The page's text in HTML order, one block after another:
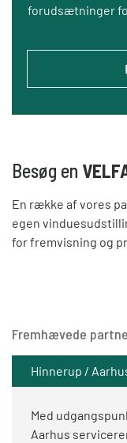
forudsætninger
Besøg en
En række af vores
egen
for fremvisning og
Fremhævede
Hinnerup /
Med
Aarhus